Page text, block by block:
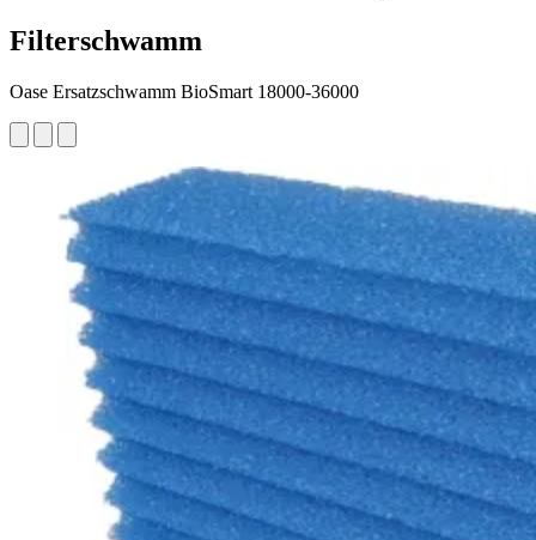
Filterschwamm
Oase Ersatzschwamm BioSmart 18000-36000